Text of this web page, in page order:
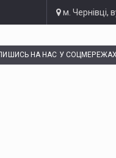
м. Чернівці,
НА НАС У